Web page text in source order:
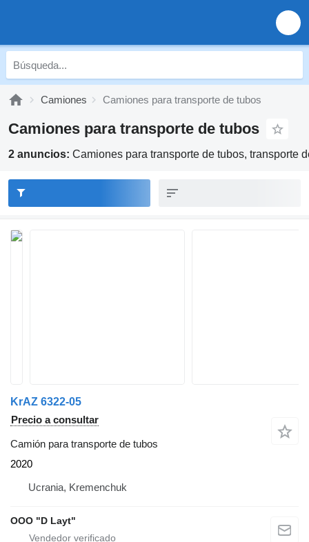
Camiones Camiones para transporte de tubos
Camiones para transporte de tubos
2 anuncios: Camiones para transporte de tubos, transporte
KrAZ 6322-05
Precio a consultar
Camión para transporte de tubos
2020
Ucrania, Kremenchuk
OOO "D Layt"